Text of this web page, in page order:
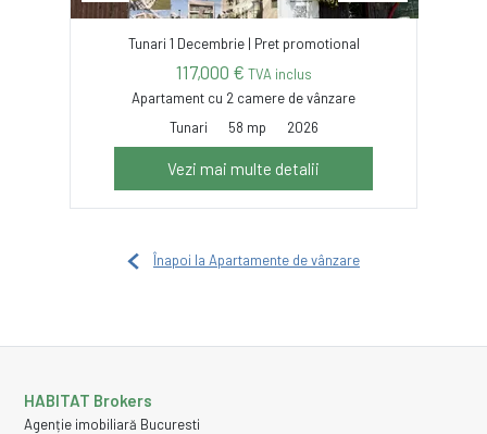
Tunari 1 Decembrie | Pret promotional
117,000 € TVA inclus
Apartament cu 2 camere de vânzare
Tunari
58 mp 2026
Vezi mai multe detalii
Înapoi la Apartamente de vânzare
HABITAT Brokers
Agenție imobiliară Bucuresti